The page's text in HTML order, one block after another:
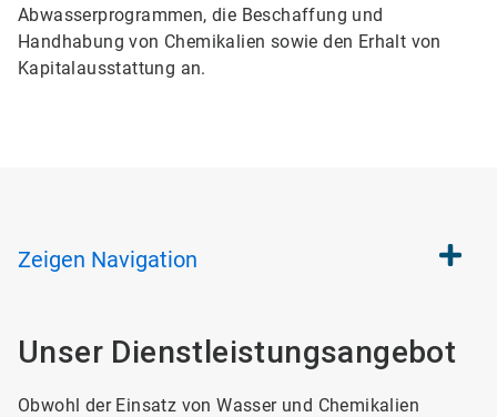
Abwasserprogrammen, die Beschaffung und
Handhabung von Chemikalien sowie den Erhalt von
Kapitalausstattung an.
Zeigen Navigation
Unser Dienstleistungsangebot
Obwohl der Einsatz von Wasser und Chemikalien